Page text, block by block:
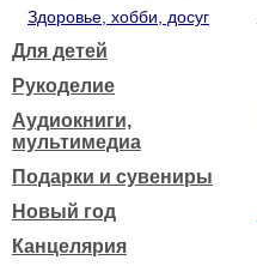
Здоровье, хобби, досуг
Для детей
Рукоделие
Аудиокниги,
мультимедиа
Подарки и сувениры
Новый год
Канцелярия